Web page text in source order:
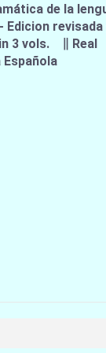
de la
Edicion revisada
3 vols. ∥ Real
Española